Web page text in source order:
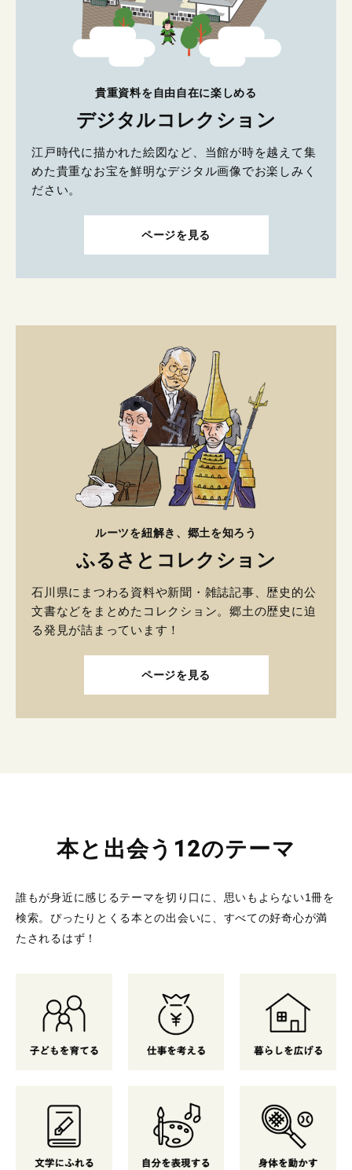
貴重資料を自由自在に楽しめる
デジタルコレクション
江戸時代に描かれた絵図など、当館が時を越えて集
めた貴重なお宝を鮮明なデジタル画像でお楽しみく
ださい。
ページを見る
ルーツを紐解き、郷土を知ろう
ふるさとコレクション
石川県にまつわる資料や新聞・雑誌記事、歴史的公
文書などをまとめたコレクション。郷土の歴史に迫
る発見が詰まっています！
ページを見る
本と出会う12のテーマ
誰もが身近に感じるテーマを切り口に、思いもよらない1冊を
検索。 ぴったりとくる本との出会いに、すべての好奇心が満
たされるはず！